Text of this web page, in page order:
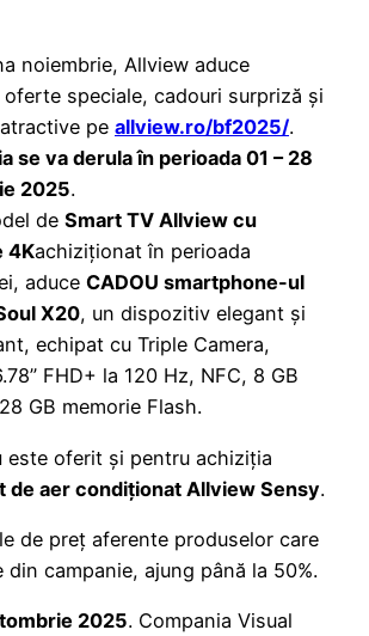
noiembrie, Allview aduce
speciale, cadouri surpriză și
pe allview.ro/bf2025/.
se va derula în perioada 01 – 28
2025.
de Smart TV Allview cu
4Kachiziționat în perioada
aduce CADOU smartphone-ul
X20, un dispozitiv elegant și
echipat cu Triple Camera,
FHD+ la 120 Hz, NFC, 8 GB
GB memorie Flash.
este oferit și pentru achiziția
de aer condiționat Allview Sensy.
de preț aferente produselor care
din campanie, ajung până la 50%.
2025. Compania Visual